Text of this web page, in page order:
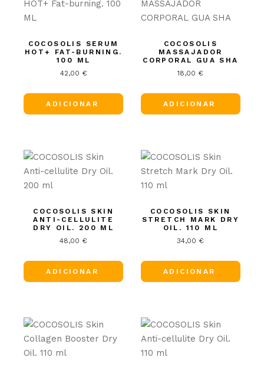
COCOSOLIS SERUM
HOT+ FAT-BURNING.
100 ML
42,00 €
ADICIONAR
COCOSOLIS
MASSAJADOR
CORPORAL GUA SHA
18,00 €
ADICIONAR
COCOSOLIS SKIN
ANTI-CELLULITE
DRY OIL. 200 ML
48,00 €
ADICIONAR
COCOSOLIS SKIN
STRETCH MARK DRY
OIL. 110 ML
34,00 €
ADICIONAR